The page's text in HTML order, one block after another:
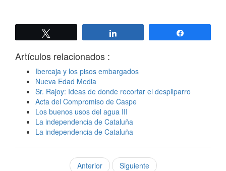
Artículos relacionados :
Ibercaja y los pisos embargados
Nueva Edad Media
Sr. Rajoy: Ideas de donde recortar el despilparro
Acta del Compromiso de Caspe
Los buenos usos del agua III
La independencia de Cataluña
La independencia de Cataluña
Anterior Siguiente